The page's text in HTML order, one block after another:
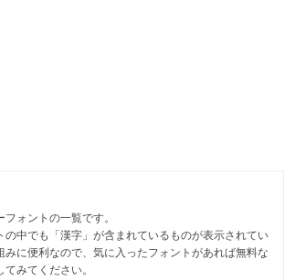
ォントの一覧です。
の中でも「漢字」が含まれているものが表示されてい
みに便利なので、気に入ったフォントがあれば無料な
みてください。